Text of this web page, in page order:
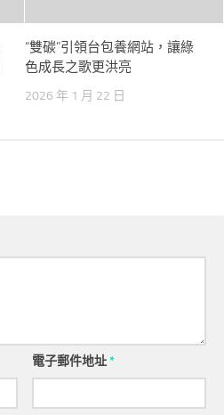
“雙碳”引領台包養網站，讓綠
色成長之歌更洪亮
2026 年 1 月 22 日
電子郵件地址*